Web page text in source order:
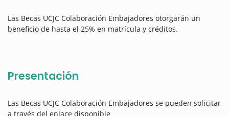
Las Becas UCJC Colaboración Embajadores otorgarán un
beneficio de hasta el 25% en matrícula y créditos.
Presentación
Las Becas UCJC Colaboración Embajadores se pueden solicitar
a través del enlace disponible